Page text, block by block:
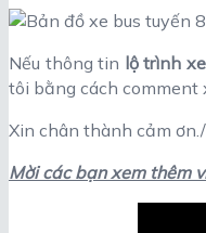
Nếu thông tin lộ trình
tôi bằng cách comment
Xin chân thành cảm ơn./
Mời các bạn xem thêm